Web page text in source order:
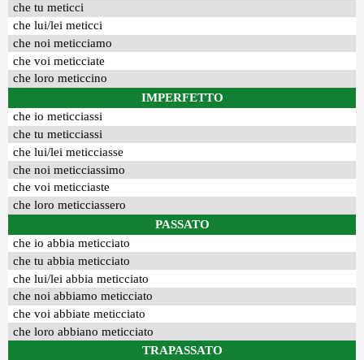
che tu meticci
che lui/lei meticci
che noi meticciamo
che voi meticciate
che loro meticcino
IMPERFETTO
che io meticciassi
che tu meticciassi
che lui/lei meticciasse
che noi meticciassimo
che voi meticciaste
che loro meticciassero
PASSATO
che io abbia meticciato
che tu abbia meticciato
che lui/lei abbia meticciato
che noi abbiamo meticciato
che voi abbiate meticciato
che loro abbiano meticciato
TRAPASSATO